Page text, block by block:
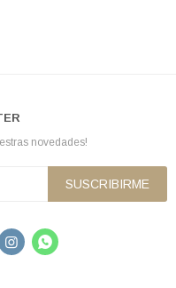
novedades!
SUSCRIBIRME
 